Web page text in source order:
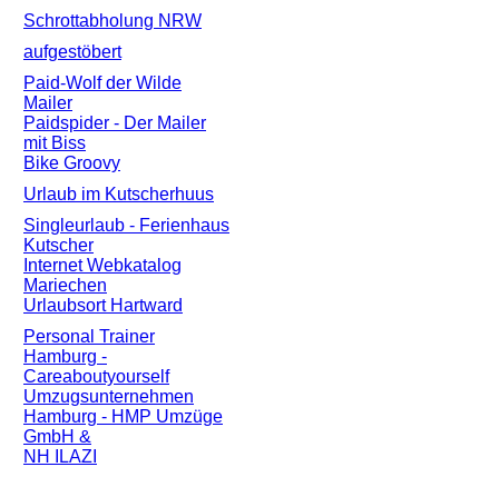
Schrottabholung NRW
aufgestöbert
Paid-Wolf der Wilde
Mailer
Paidspider - Der Mailer
mit Biss
Bike Groovy
Urlaub im Kutscherhuus
Singleurlaub - Ferienhaus
Kutscher
Internet Webkatalog
Mariechen
Urlaubsort Hartward
Personal Trainer
Hamburg -
Careaboutyourself
Umzugsunternehmen
Hamburg - HMP Umzüge
GmbH &
NH ILAZI